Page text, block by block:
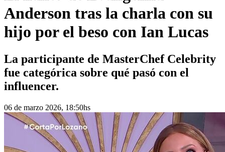
Anderson tras la charla con su
hijo por el beso con Ian Lucas
La participante de MasterChef Celebrity
fue categórica sobre qué pasó con el
influencer.
06 de marzo 2026, 18:50hs